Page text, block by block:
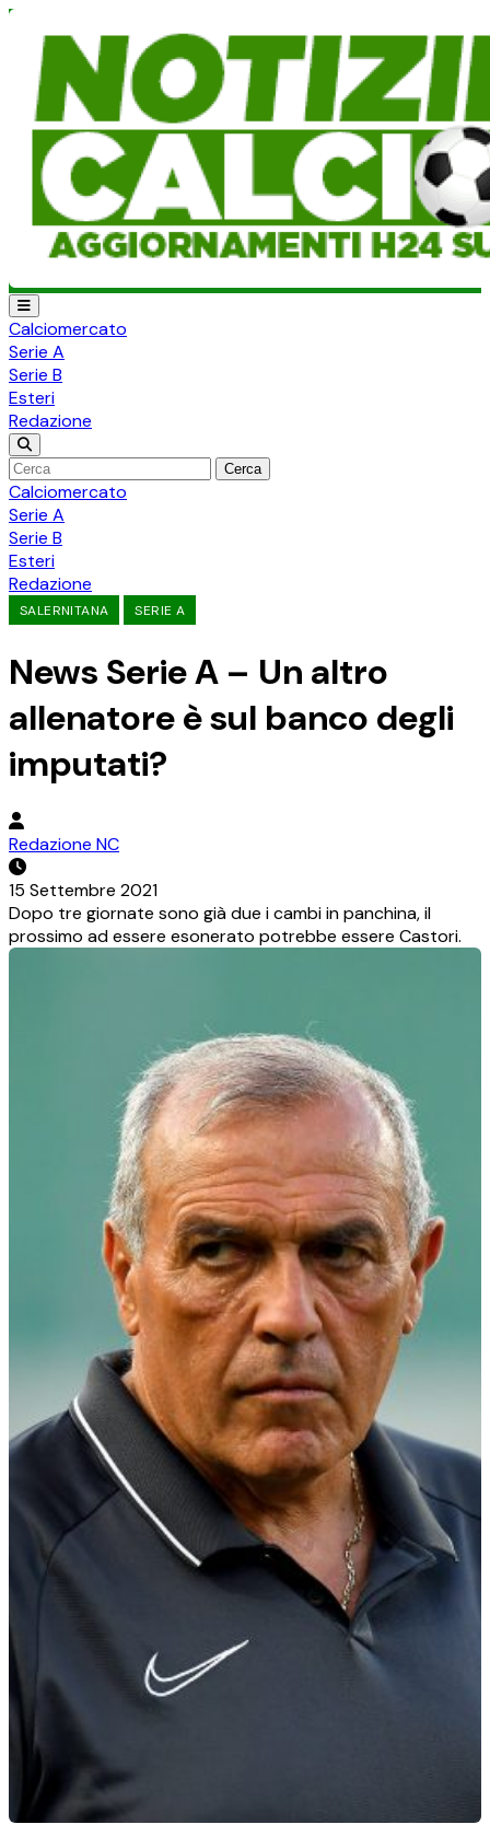
Calciomercato
Serie A
Serie B
Esteri
Redazione
Cerca
Calciomercato
Serie A
Serie B
Esteri
Redazione
SALERNITANA SERIE A
News Serie A – Un altro
allenatore è sul banco degli
imputati?
Redazione NC
15 Settembre 2021
Dopo tre giornate sono già due i cambi in panchina, il
prossimo ad essere esonerato potrebbe essere Castori.